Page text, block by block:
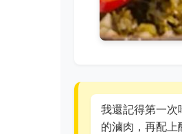
我還記得第一
的滷肉，再配上